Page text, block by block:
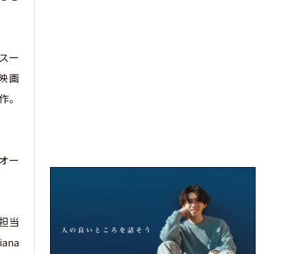
ー
画
。
ー
当